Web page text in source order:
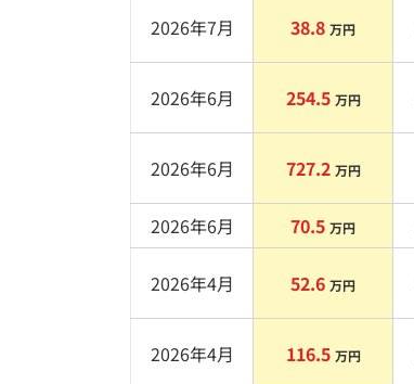
2026年7月 38.8 万円
2026年6月 254.5 万円
2026年6月 727.2 万円
2026年6月 70.5 万円
2026年4月 52.6 万円
2026年4月 116.5 万円